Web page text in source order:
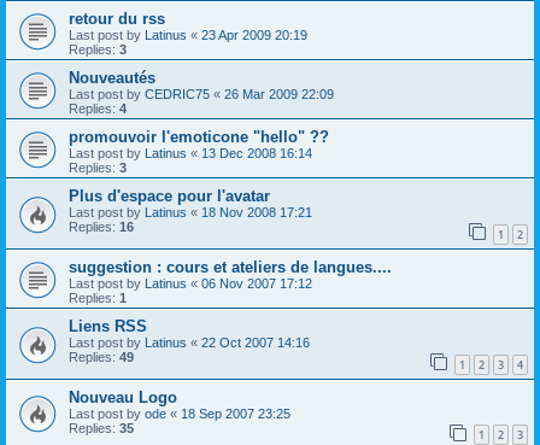
retour du rss
Last post by Latinus « 23 Apr 2009 20:19
Replies: 3
Nouveautés
Last post by CEDRIC75 « 26 Mar 2009 22:09
Replies: 4
promouvoir l'emoticone "hello" ??
Last post by Latinus « 13 Dec 2008 16:14
Replies: 3
Plus d'espace pour l'avatar
Last post by Latinus « 18 Nov 2008 17:21
Replies: 16 1 2
suggestion : cours et ateliers de langues....
Last post by Latinus « 06 Nov 2007 17:12
Replies: 1
Liens RSS
Last post by Latinus « 22 Oct 2007 14:16
Replies: 49 1 2 3 4
Nouveau Logo
Last post by ode « 18 Sep 2007 23:25
Replies: 35 1 2 3